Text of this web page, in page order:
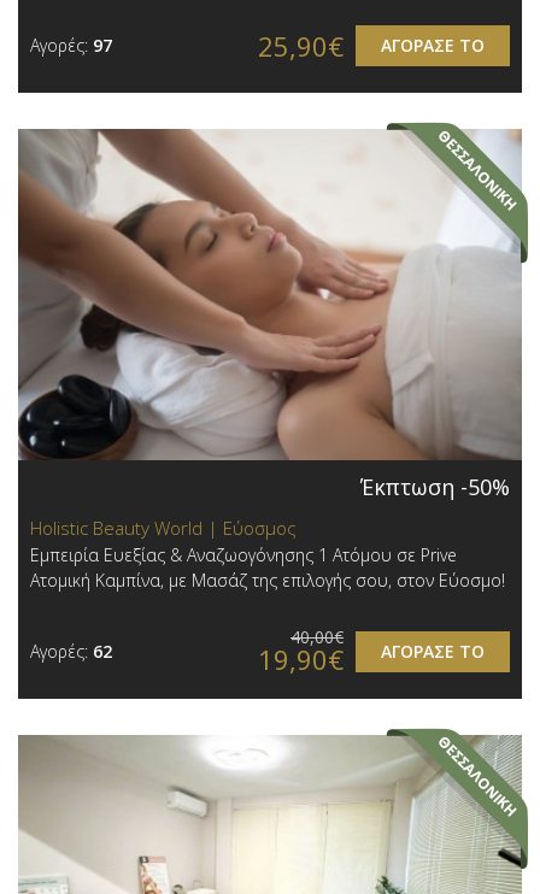
Αγορές: 97 ΑΓΟΡΑΣΕ ΤΟ
25,90€
Έκπτωση -50%
Holistic Beauty World | Εύοσμος
Εμπειρία Ευεξίας & Αναζωογόνησης 1 Ατόμου σε Prive
Ατομική Καμπίνα, με Μασάζ της επιλογής σου, στον Εύοσμο!
Αγορές: 62 ΑΓΟΡΑΣΕ ΤΟ
40,00€
19,90€